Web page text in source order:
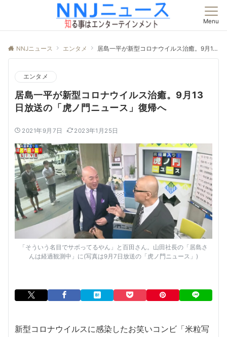
Menu
NNJニュース エンタメ 居島一平が新型コロナウイルス治癒。9月13日放送の「虎ノ門ニュース」復帰へ
エンタメ
居島一平が新型コロナウイルス治癒。9月13
日放送の「虎ノ門ニュース」復帰へ
2021年9月7日 2023年1月25日
「そういう名目でサボってるやん」と百田さん。山田社長の「居島さ
んは経過観測中」に(写真は9月7日放送の「虎ノ門ニュース」)
新型コロナウイルスに感染したお笑いコンビ「米粒写